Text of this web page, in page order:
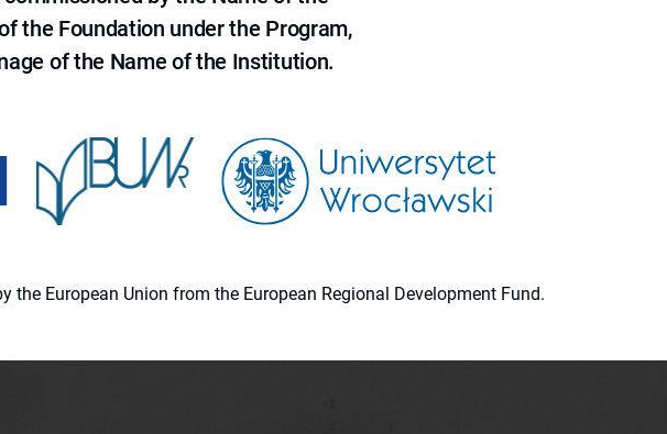
the Foundation under the Program,
of the Name of the Institution.
European Union from the European Regional Development Fund.